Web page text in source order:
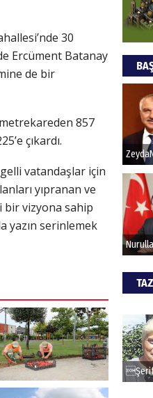
30
Ercüment Batanay
de bir
857
çıkardı.
vatandaşlar için
yıpranan ve
bir vizyona sahip
yazın serinlemek
Bu